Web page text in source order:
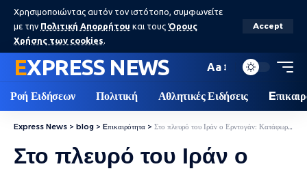
Χρησιμοποιώντας αυτόν τον ιστότοπο, συμφωνείτε
με την Πολιτική Απορρήτου και τους Όρους
Χρήσης των cookies.
Accept
EXPRESS NEWS Aa
Ροή Ειδήσεων Πολιτική Αθλητικές Ειδήσεις
Express News > blog > Eπικαιρότητα > Στο πλευρό του Ιράν ο Ερντογάν: Κατάφωρη πρόκληση Νετανιάχου, επιχειρεί να οδηγήσει την περιοχή στην καταστροφή
Στο πλευρό του Ιράν ο